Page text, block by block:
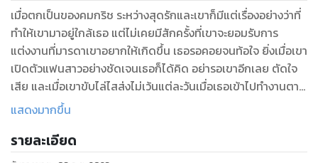
เมื่อตกเป็นของคมกริช ระหว่างสุดรักและเขาก็มีแต่เรื่องอย่างว่าที่
ทำให้เขามาอยู่ใกล้เธอ แต่ไม่เคยมีสักครั้งที่เขาจะยอมรับการ
แต่งงานที่มารดาเขาอยากให้เกิดขึ้น เธอรอคอยจนท้อใจ ยิ่งเมื่อเขา
เปิดตัวแฟนสาวอย่างชัดเจนเธอก็ได้คิด อย่ารอเขาอีกเลย ตัดใจ
เสีย และเมื่อเขาขับไล่ไสส่งไม่เว้นแต่ละวันเมื่อเธอเข้าไปทำงานตาม
คำสั่งมารดาเขา เธอก็จำใจรับเงินเพื่อไปจากชีวิตเขา
แสดงมากขึ้น
รายละเอียด